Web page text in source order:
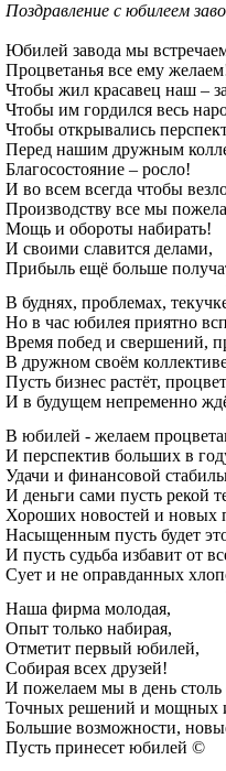
Поздравление с юбилеем
Юбилей завода мы
Процветанья все ему
Чтобы жил красавец наш –
Чтобы им гордился весь
Чтобы открывались
Перед нашим дружным
Благосостояние – росло!
И во всем всегда чтобы
Производству все мы
Мощь и обороты набирать!
И своими славится делами,
Прибыль ещё больше
В буднях, проблемах,
Но в час юбилея приятно
Время побед и свершений,
В дружном своём
Пусть бизнес растёт,
И в будущем непременно
В юбилей - желаем
И перспектив больших в
Удачи и финансовой
И деньги сами пусть рекой
Хороших новостей и новых
Насыщенным пусть будет
И пусть судьба избавит от
Сует и не оправданных
Наша фирма молодая,
Опыт только набирая,
Отметит первый юбилей,
Собирая всех друзей!
И пожелаем мы в день столь
Точных решений и мощных
Большие возможности,
Пусть принесет юбилей ©